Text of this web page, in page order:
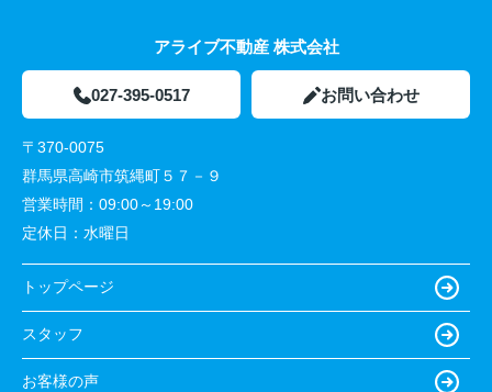
アライブ不動産 株式会社
027-395-0517 お問い合わせ
〒370-0075
群馬県高崎市筑縄町５７－９
営業時間： 09:00～19:00
定休日： 水曜日
トップページ
スタッフ
お客様の声